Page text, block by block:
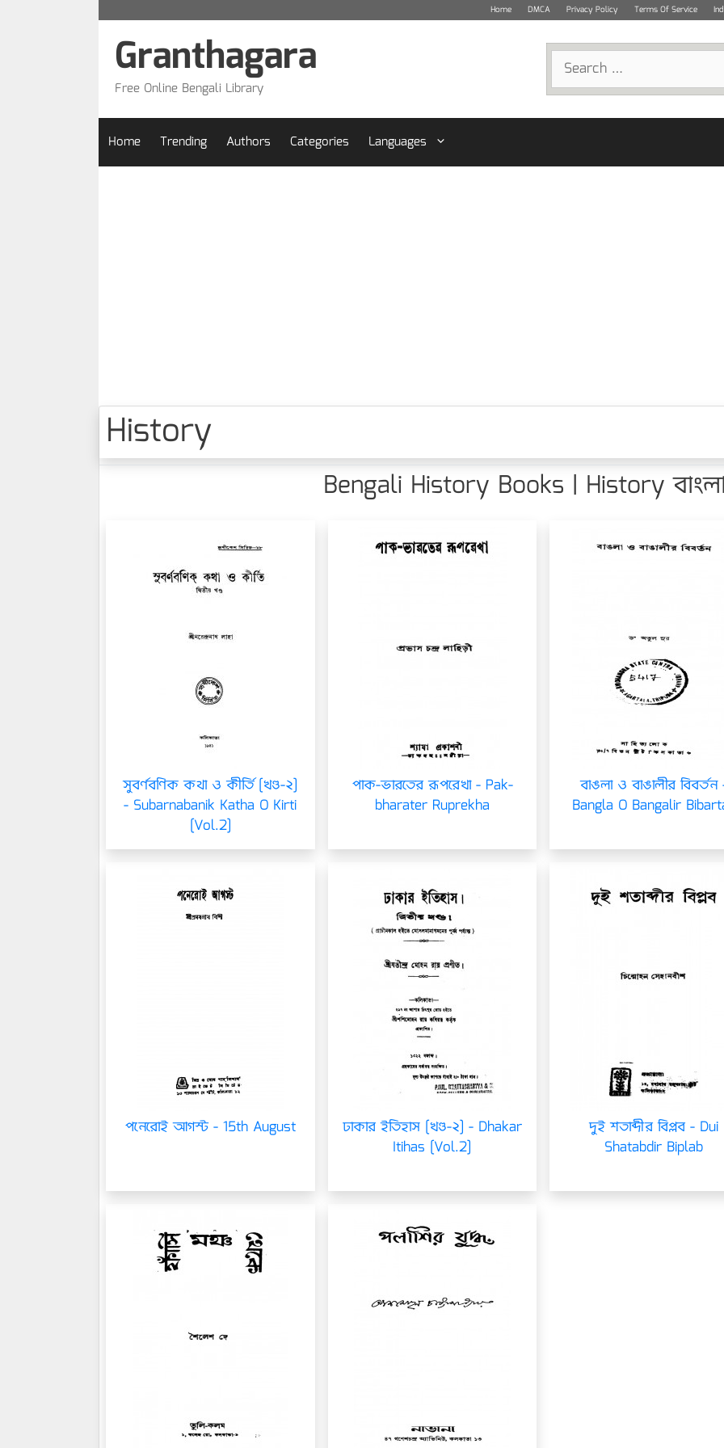
Home DMCA Privacy Policy Terms Of Service
Search
for:
Granthagara
Free Online Bengali Library
Home Trending Authors Categories Languages
History
Bengali History Books | History
সুবর্ণবণিক কথা ও কীর্তি [খণ্ড-২]
- Subarnabanik Katha O Kirti
[Vol.2]
পাক-ভারতের রূপরেখা - Pak-
bharater Ruprekha
বাঙলা ও বাঙালীর বিবর্তন
Bangla O Bangalir
পনেরোই আগস্ট - 15th August
ঢাকার ইতিহাস [খণ্ড-২] - Dhakar
Itihas [Vol.2]
দুই শতাব্দীর বিপ্লব - Dui
Shatabdir Biplab